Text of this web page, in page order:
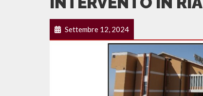
Settembre 12, 2024